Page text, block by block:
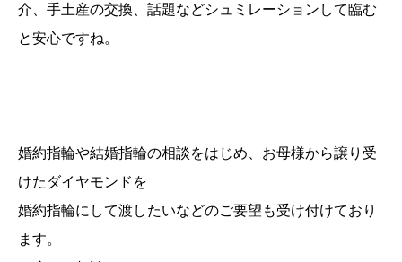
介、手土産の交換、話題などシュミレーションして臨む
と安心ですね。
婚約指輪や結婚指輪の相談をはじめ、お母様から譲り受
けたダイヤモンドを
婚約指輪にして渡したいなどのご要望も受け付けており
ます。